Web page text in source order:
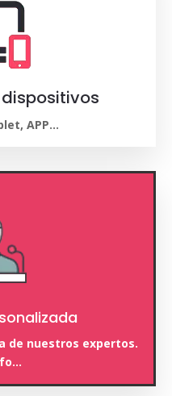
APP…
de nuestros expertos.